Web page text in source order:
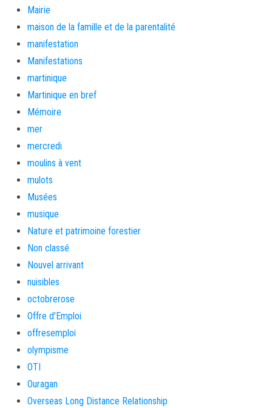
Mairie
maison de la famille et de la parentalité
manifestation
Manifestations
martinique
Martinique en bref
Mémoire
mer
mercredi
moulins à vent
mulots
Musées
musique
Nature et patrimoine forestier
Non classé
Nouvel arrivant
nuisibles
octobrerose
Offre d'Emploi
offresemploi
olympisme
OTI
Ouragan
Overseas Long Distance Relationship